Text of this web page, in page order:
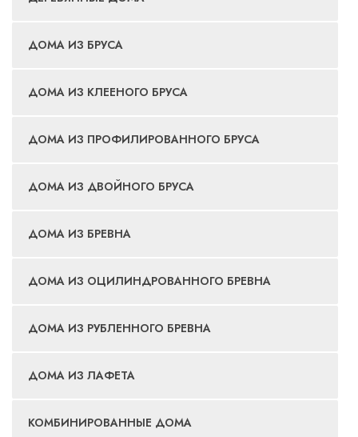
ДОМА ИЗ БРУСА
ДОМА ИЗ КЛЕЕНОГО БРУСА
ДОМА ИЗ ПРОФИЛИРОВАННОГО БРУСА
ДОМА ИЗ ДВОЙНОГО БРУСА
ДОМА ИЗ БРЕВНА
ДОМА ИЗ ОЦИЛИНДРОВАННОГО БРЕВНА
ДОМА ИЗ РУБЛЕННОГО БРЕВНА
ДОМА ИЗ ЛАФЕТА
КОМБИНИРОВАННЫЕ ДОМА